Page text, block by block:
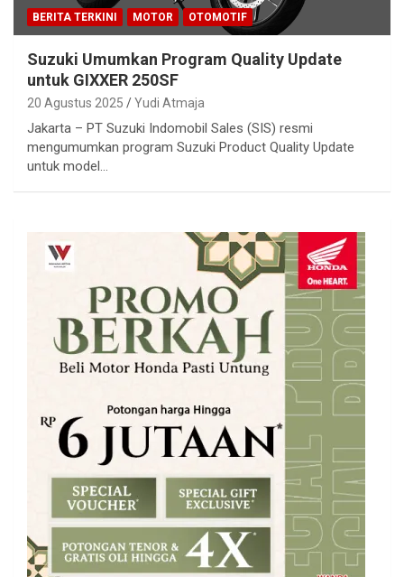
BERITA TERKINI MOTOR OTOMOTIF
Suzuki Umumkan Program Quality Update
untuk GIXXER 250SF
20 Agustus 2025 Yudi Atmaja
Jakarta – PT Suzuki Indomobil Sales (SIS) resmi
mengumumkan program Suzuki Product Quality Update
untuk model…